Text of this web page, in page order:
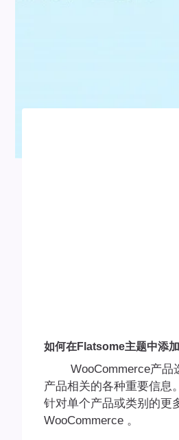
如何在Flatsome主题中添
WooCommerce产品选
产品相关的各种重要信息
针对单个产品或类别的更
WooCommerce 。